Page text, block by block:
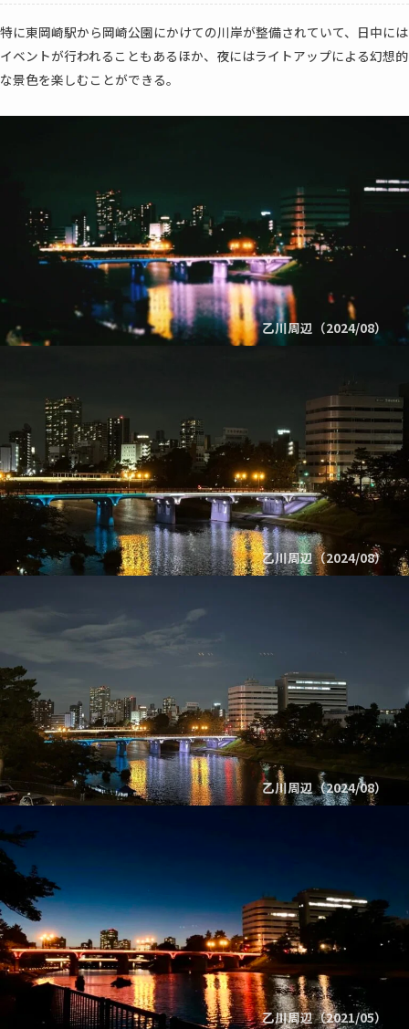
特に東岡崎駅から岡崎公園にかけての川岸が整備されていて、日中には
イベントが行われることもあるほか、夜にはライトアップによる幻想的
な景色を楽しむことができる。
乙川周辺（2024/08）
乙川周辺（2024/08）
乙川周辺（2024/08）
乙川周辺（2021/05）